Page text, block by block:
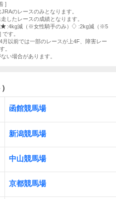
]
のレースのみとなります。
したレースの成績となります。
:4kg減（※女性騎手のみ）
:2kg減（※5
す。
以前では一部のレースが上4F、障害レー
。
い場合があります。
函館競馬場
新潟競馬場
中山競馬場
京都競馬場